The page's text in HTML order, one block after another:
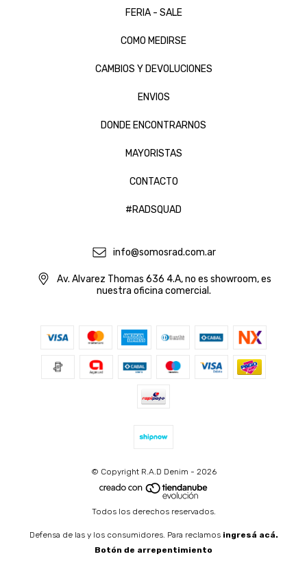
FERIA - SALE
COMO MEDIRSE
CAMBIOS Y DEVOLUCIONES
ENVIOS
DONDE ENCONTRARNOS
MAYORISTAS
CONTACTO
#RADSQUAD
info@somosrad.com.ar
Av. Alvarez Thomas 636 4.A, no es showroom, es
nuestra oficina comercial.
© Copyright R.A.D Denim - 2026
Todos los derechos reservados.
Defensa de las y los consumidores. Para reclamos ingresá acá.
Botón de arrepentimiento